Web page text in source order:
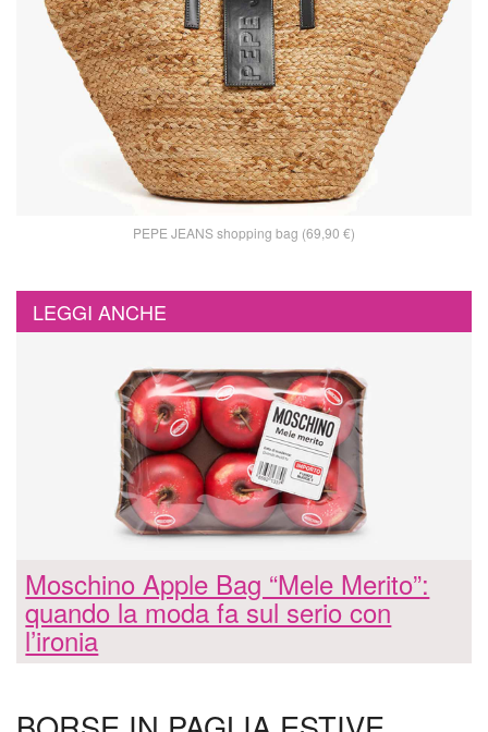
PEPE JEANS shopping bag (69,90 €)
LEGGI ANCHE
Moschino Apple Bag “Mele Merito”:
quando la moda fa sul serio con
l’ironia